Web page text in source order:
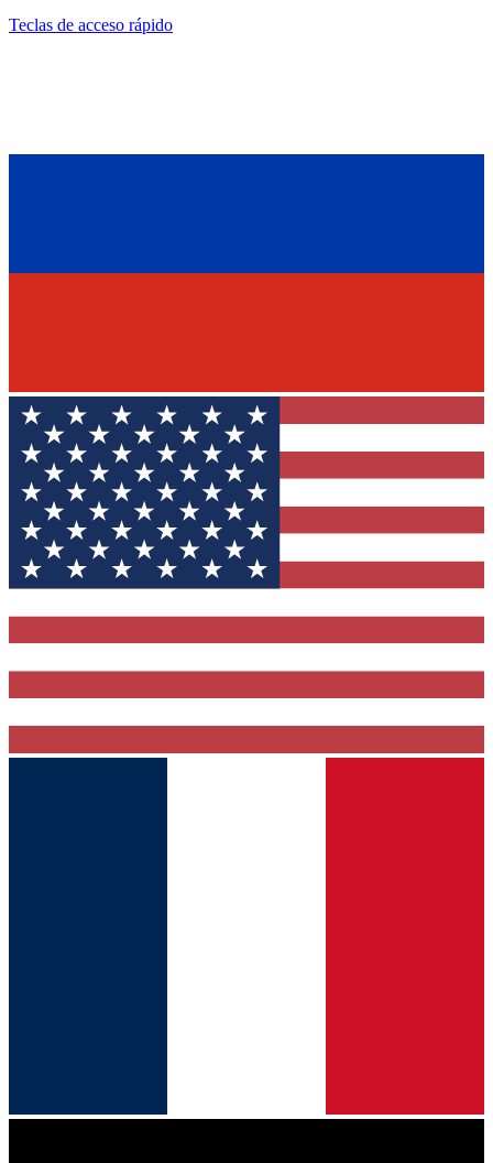
Teclas de acceso rápido